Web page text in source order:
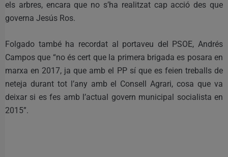
els arbres, encara que no s’ha realitzat cap acció des que
governa Jesús Ros.
Folgado també ha recordat al portaveu del PSOE, Andrés
Campos que “no és cert que la primera brigada es posara en
marxa en 2017, ja que amb el PP sí que es feien treballs de
neteja durant tot l’any amb el Consell Agrari, cosa que va
deixar si es fes amb l’actual govern municipal socialista en
2015”.